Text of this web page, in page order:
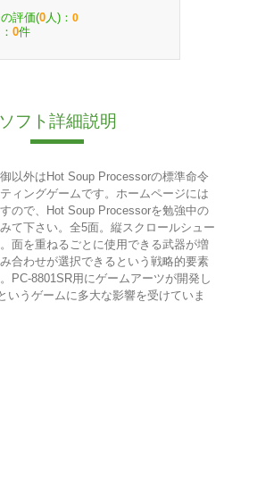
評価(0 人)： 0
0件
ソフト詳細説明
以外はHot Soup Processorの標準命令
ィングゲームです。ホームページには
ので、Hot Soup Processorを勉強中の
て下さい。全5面。縦スクロールシュー
面を重ねるごとに使用できる武器が増
合わせが選択できるという戦略的要素
PC-8801SR用にゲームアーツが開発し
いうゲームに多大な影響を受けていま